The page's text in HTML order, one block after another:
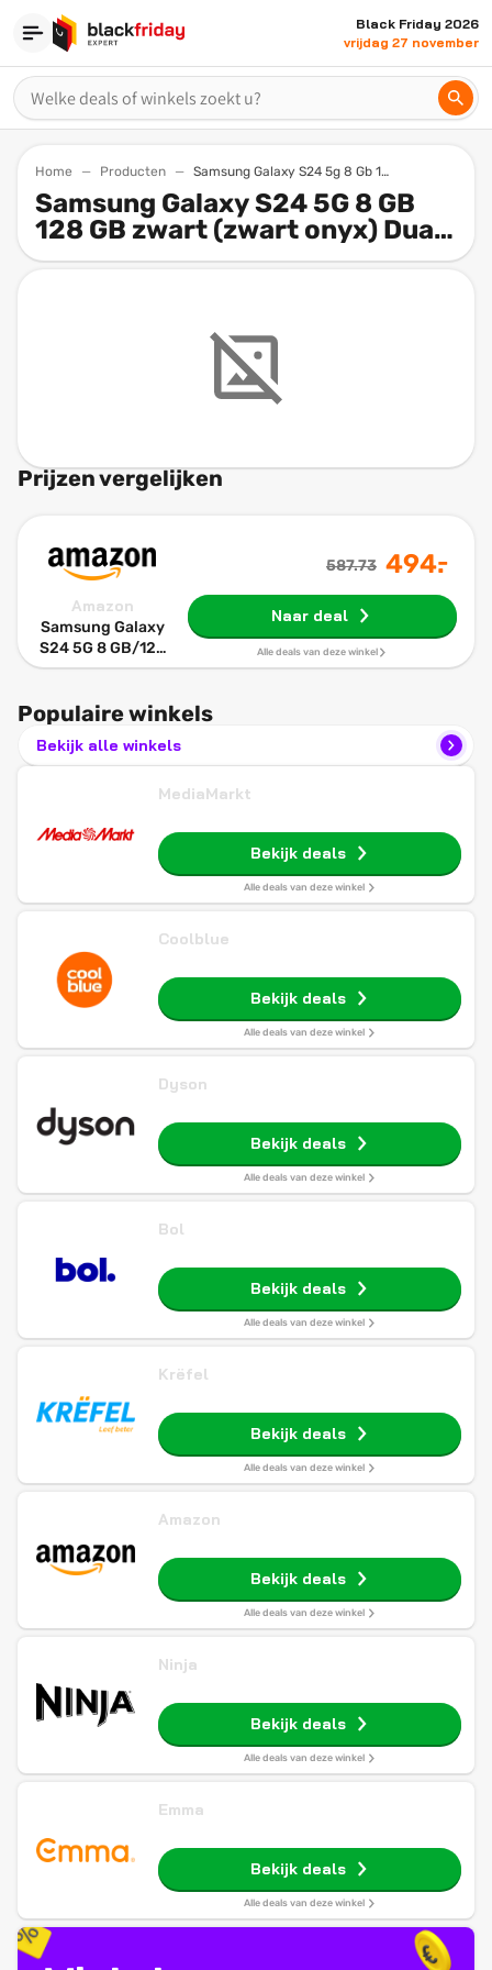
Black Friday 2026
vrijdag 27 november
Home Producten Samsung Galaxy S24 5g 8 Gb 128 Gb Zwart Zwart Onyx Dual Sim Sm S921b
Samsung Galaxy S24 5G 8 GB
128 GB zwart (zwart onyx) Dual
SIM SM-S921B
Prijzen vergelijken
Amazon
Samsung Galaxy
S24 5G 8 GB/128
GB zwart (onyx
SM-S921B
587.73 494.
-
Naar deal
Alle deals van deze winkel
Populaire winkels
Bekijk alle winkels
MediaMarkt
Bekijk deals
Alle deals van deze winkel
Coolblue
Bekijk deals
Alle deals van deze winkel
Dyson
Bekijk deals
Alle deals van deze winkel
Bol
Bekijk deals
Alle deals van deze winkel
Krëfel
Bekijk deals
Alle deals van deze winkel
Amazon
Bekijk deals
Alle deals van deze winkel
Ninja
Bekijk deals
Alle deals van deze winkel
Emma
Bekijk deals
Alle deals van deze winkel